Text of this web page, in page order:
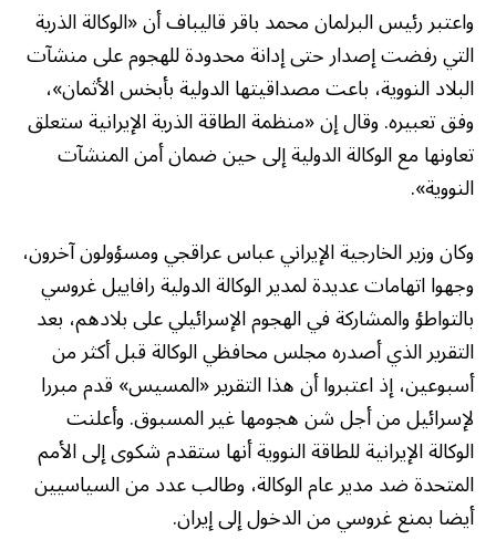
واعتبر رئيس البرلمان محمد باقر قاليباف أن «الوكالة الذرية
التي رفضت إصدار حتى إدانة محدودة للهجوم على منشآت
البلاد النووية، باعت مصداقيتها الدولية بأبخس الأثمان»،
وفق تعبيره. وقال إن «منظمة الطاقة الذرية الإيرانية ستعلق
تعاونها مع الوكالة الدولية إلى حين ضمان أمن المنشآت
النووية».
وكان وزير الخارجية الإيراني عباس عراقجي ومسؤولون آخرون،
وجهوا اتهامات عديدة لمدير الوكالة الدولية رافاييل غروسي
بالتواطؤ والمشاركة في الهجوم الإسرائيلي على بلادهم، بعد
التقرير الذي أصدره مجلس محافظي الوكالة قبل أكثر من
أسبوعين، إذ اعتبروا أن هذا التقرير «المسيس» قدم مبررا
لإسرائيل من أجل شن هجومها غير المسبوق. وأعلنت
الوكالة الإيرانية للطاقة النووية أنها ستقدم شكوى إلى الأمم
المتحدة ضد مدير عام الوكالة، وطالب عدد من السياسيين
أيضا بمنع غروسي من الدخول إلى إيران.